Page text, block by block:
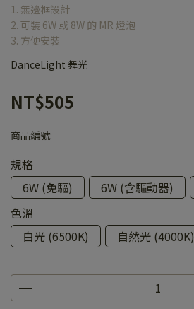
1. 無邊框設計
2. 可裝 6W 或 8W 的 MR 燈泡
3. 方便安裝
DanceLight 舞光
NT$505
商品編號:
規格
6W (免驅)
6W (含驅動器)
色溫
白光 (6500K)
自然光 (4000K)